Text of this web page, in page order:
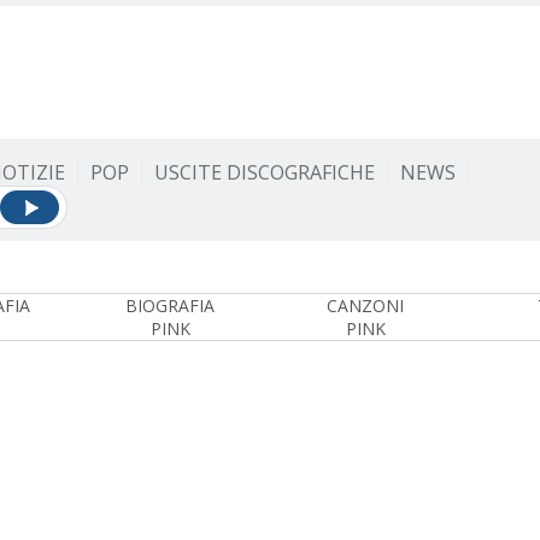
POP USCITE DISCOGRAFICHE NEWS
BIOGRAFIA
PINK
CANZONI
PINK